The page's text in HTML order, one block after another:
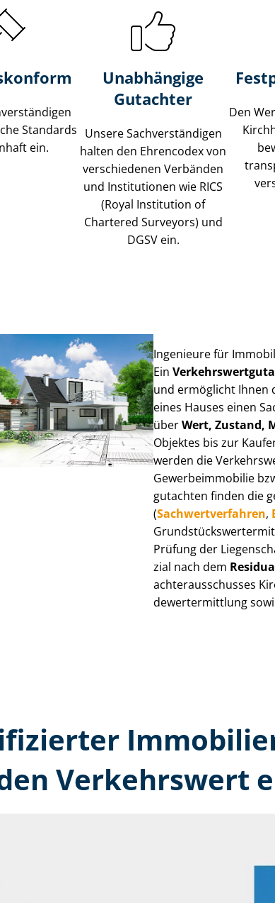
Standards
ein.
Unabhängige
Gutachter
Unsere Sach­ver­stän­di­gen
halten den Ehrencodex von
verschiedenen Verbänden
und Institutionen wie RICS
(Royal Institution of
Chartered Surveyors) und
DGSV ein.
Den
Ingenieure für
Ein
und ermöglicht Ihnen
eines Hauses einen
überWert, Zustand,
Objektes bis zur
werden die
Ge­wer­be­im­mo­bi­lie
gut­ach­ten finden die
(Sach­wert­ver­fah­ren,
Prüfung der
zi­al nach dem
ach­ter­aus­schus­ses
de­wert­ermitt­lung
Verkehrswert